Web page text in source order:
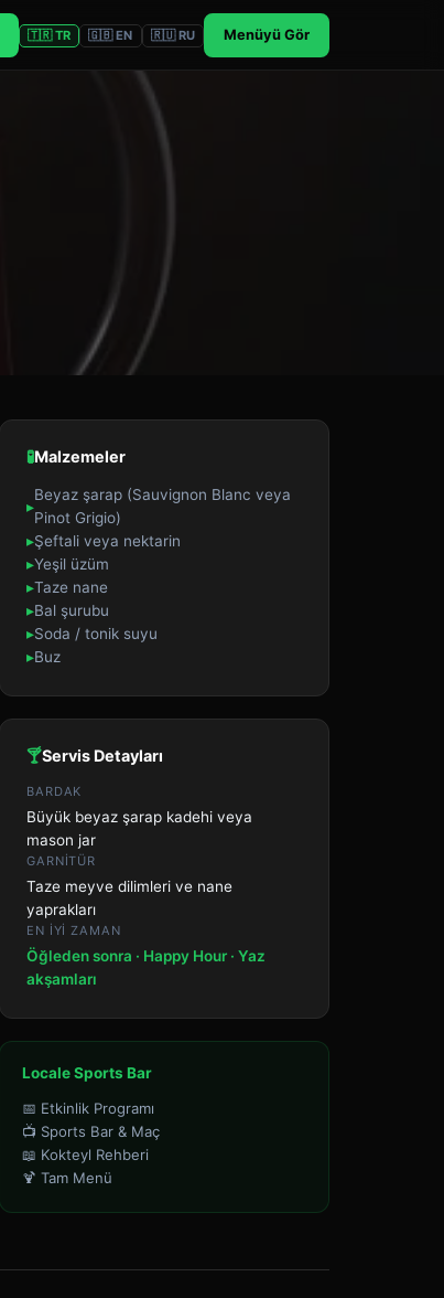
🇹🇷 TR 🇬🇧 EN 🇷🇺 RU Menüyü Gör
🧪Malzemeler
▸
Beyaz şarap (Sauvignon Blanc veya
Pinot Grigio)
▸Şeftali veya nektarin
▸Yeşil üzüm
▸Taze nane
▸Bal şurubu
▸Soda / tonik suyu
▸Buz
🍸Servis Detayları
BARDAK
Büyük beyaz şarap kadehi veya
mason jar
GARNITÜR
Taze meyve dilimleri ve nane
yaprakları
EN IYI ZAMAN
Öğleden sonra · Happy Hour · Yaz
akşamları
Locale Sports Bar
📅 Etkinlik Programı
📺 Sports Bar & Maç
📖 Kokteyl Rehberi
🍹 Tam Menü